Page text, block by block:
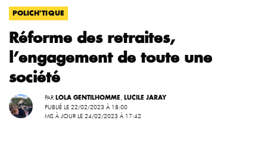
POLICH'TIQUE
Réforme des retraites,
l’engagement de toute une
société
PAR LOLA GENTILHOMME LUCILE JARAY
PUBLIÉ LE 22/02/2023 À 18:00
MIS À JOUR LE 24/02/2023 À 17:42